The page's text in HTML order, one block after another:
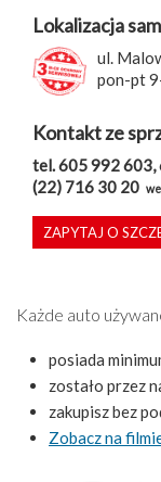
Lokalizacja
ul.
pon-pt
Kontakt ze
tel. 605 992
(22) 716 30 20
ZAPYTAJ O
Każde auto
posiada
zostało przez
zakupisz bez
Zobacz na